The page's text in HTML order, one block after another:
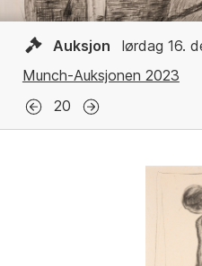
Auksjon
lørdag 16.
Munch-Auksjonen 2023
20